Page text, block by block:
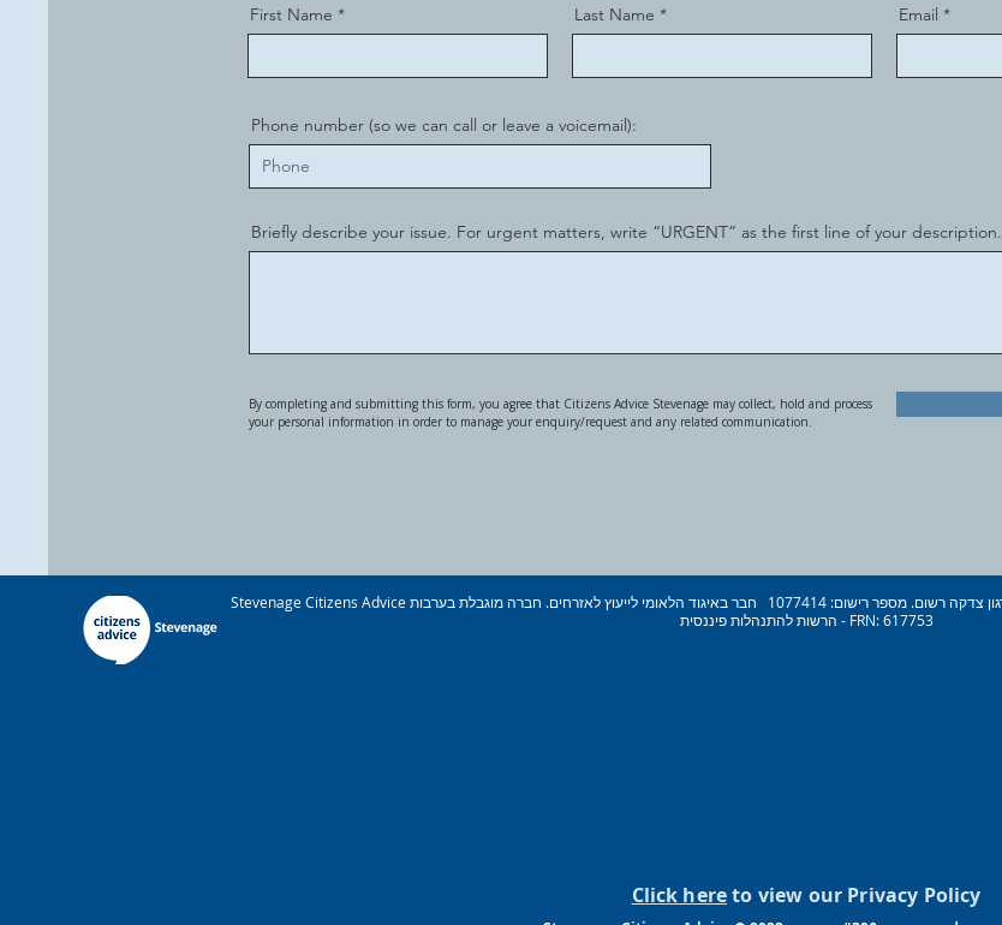
First Name Last Name Email
Phone number (so we can call or leave a voicemail):
Briefly describe your issue. For urgent matters, write “URGENT” as the first line of your description.
By completing and submitting this form, you agree that Citizens Advice Stevenage may collect, hold and process
your personal information in order to manage your enquiry/request and any related communication.
Stevenage Citizens Advice הוא ארגון צדקה רשום. מספר רישום: 1077414 חבר באיגוד הלאומי לייעוץ לאזרחים. חברה מוגבלת בערבות Reg. מס&#39; 03836106 אנגליה מורשה ומוסדר על ידי
הרשות להתנהלות פיננסית - FRN: 617753
Click hereto view our Privacy Policy